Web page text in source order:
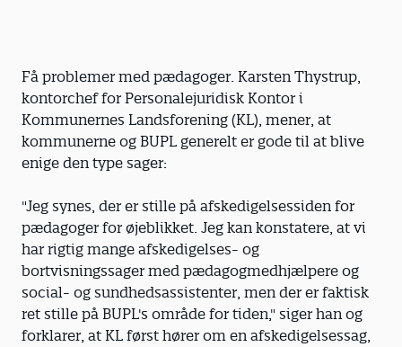
Få problemer med pædagoger. Karsten Thystrup,
kontorchef for Personalejuridisk Kontor i
Kommunernes Landsforening (KL), mener, at
kommunerne og BUPL generelt er gode til at blive
enige den type sager:
"Jeg synes, der er stille på afskedigelsessiden for
pædagoger for øjeblikket. Jeg kan konstatere, at vi
har rigtig mange afskedigelses- og
bortvisningssager med pædagogmedhjælpere og
social- og sundhedsassistenter, men der er faktisk
ret stille på BUPL's område for tiden," siger han og
forklarer, at KL først hører om en afskedigelsessag,